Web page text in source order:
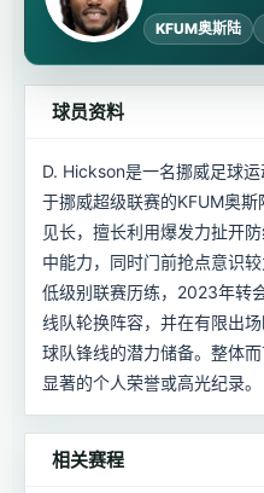
KFUM奥斯陆
球员资料
D. Hickson是一名挪威足球
于挪威超级联赛的KFUM奥
见长，擅长利用爆发力扯开
中能力，同时门前抢点意识
低级别联赛历练，2023年转
线队轮换阵容，并在有限出
球队锋线的潜力储备。整体
显著的个人荣誉或高光纪录。
相关赛程